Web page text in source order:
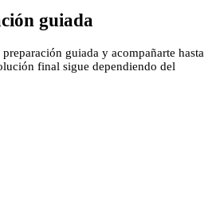
guiada
guiada y acompañarte hasta
final sigue dependiendo del